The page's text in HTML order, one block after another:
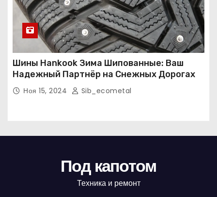
Шины Hankook Зима Шипованные: Ваш
Надежный Партнёр на Снежных Дорогах
Ноя 15, 2024 Sib_ecometal
Под капотом
Техника и ремонт